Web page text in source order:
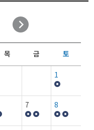
목 금 토
1
7 8